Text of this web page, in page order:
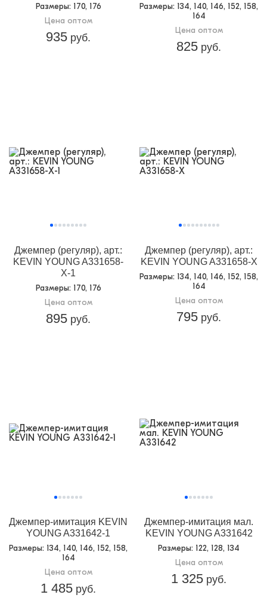
Размеры: 170, 176
Цена оптом
935 руб.
Размеры: 134, 140, 146, 152, 158,
164
Цена оптом
825 руб.
Джемпер (регуляр), арт.:
KEVIN YOUNG A331658-
X-1
Размеры: 170, 176
Цена оптом
895 руб.
Джемпер (регуляр), арт.:
KEVIN YOUNG A331658-X
Размеры: 134, 140, 146, 152, 158,
164
Цена оптом
795 руб.
Джемпер-имитация KEVIN
YOUNG A331642-1
Размеры: 134, 140, 146, 152, 158,
164
Цена оптом
1 485 руб.
Джемпер-имитация мал.
KEVIN YOUNG A331642
Размеры: 122, 128, 134
Цена оптом
1 325 руб.